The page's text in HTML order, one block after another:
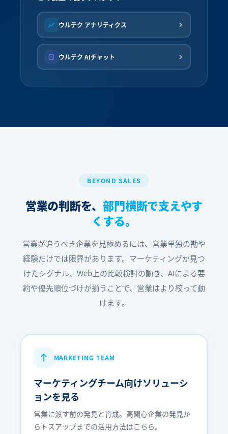
ウルテク アナリティクス
ウルテク AIチャット
BEYOND SALES
営業の判断を、部門横断で支えやす
くする。
営業が追うべき企業を見極めるには、営業単独の勘や
経験だけでは限界があります。マーケティングが見つ
けたシグナル、Web上の比較検討の動き、AIによる要
約や優先順位づけが揃うことで、営業はより絞って動
けます。
MARKETING TEAM
マーケティングチーム向けソリューシ
ョンを見る
営業に渡す前の発見と育成。高関心企業の発見か
らトスアップまでの活用方法はこちら。